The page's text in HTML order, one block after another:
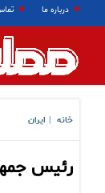
درباره ما
خانه ایران
رئیس